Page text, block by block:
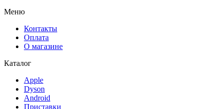
Меню
Контакты
Оплата
О магазине
Каталог
Apple
Dyson
Android
Приставки